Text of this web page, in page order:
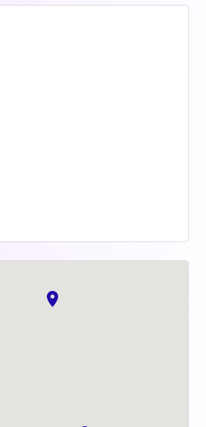
des événements tech
up